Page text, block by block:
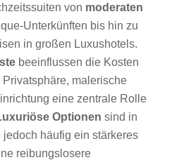
von moderaten
Unterkünften bis hin zu
in großen Luxushotels.
beeinflussen die Kosten
malerische
eine zentrale Rolle
Optionen sind in
häufig ein stärkeres
reibungslosere